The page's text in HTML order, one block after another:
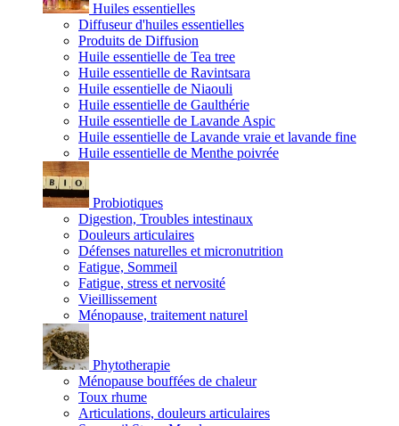
Huiles essentielles
Diffuseur d'huiles essentielles
Produits de Diffusion
Huile essentielle de Tea tree
Huile essentielle de Ravintsara
Huile essentielle de Niaouli
Huile essentielle de Gaulthérie
Huile essentielle de Lavande Aspic
Huile essentielle de Lavande vraie et lavande fine
Huile essentielle de Menthe poivrée
Probiotiques
Digestion, Troubles intestinaux
Douleurs articulaires
Défenses naturelles et micronutrition
Fatigue, Sommeil
Fatigue, stress et nervosité
Vieillissement
Ménopause, traitement naturel
Phytotherapie
Ménopause bouffées de chaleur
Toux rhume
Articulations, douleurs articulaires